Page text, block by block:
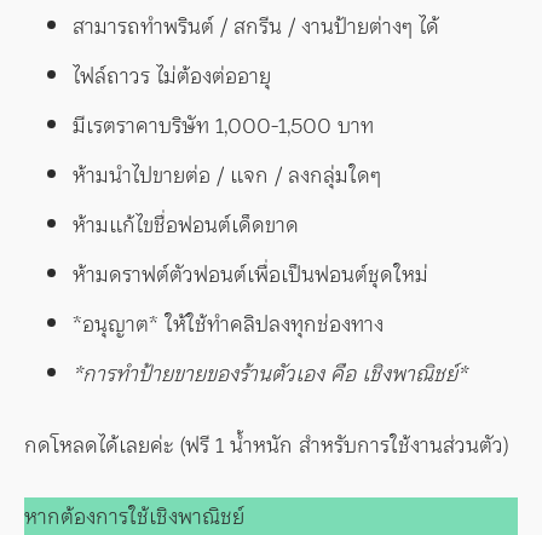
สามารถทำพรินต์ / สกรีน / งานป้ายต่างๆ ได้
ไฟล์ถาวร ไม่ต้องต่ออายุ
มีเรตราคาบริษัท 1,000-1,500 บาท
ห้ามนำไปขายต่อ / แจก / ลงกลุ่มใดๆ
ห้ามแก้ไขชื่อฟอนต์เด็ดขาด
ห้ามดราฟต์ตัวฟอนต์เพื่อเป็นฟอนต์ชุดใหม่
*อนุญาต* ให้ใช้ทำคลิปลงทุกช่องทาง
*การทำป้ายขายของร้านตัวเอง คือ เชิงพาณิชย์*
กดโหลดได้เลยค่ะ (ฟรี 1 น้ำหนัก สำหรับการใช้งานส่วนตัว)
หากต้องการใช้เชิงพาณิชย์